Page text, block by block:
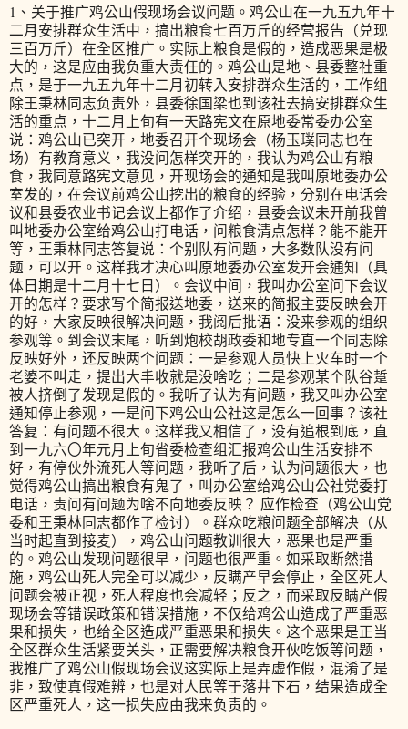
1、关于推广鸡公山假现场会议问题。鸡公山在一九五九年十
二月安排群众生活中，搞出粮食七百万斤的经营报告（兑现
三百万斤）在全区推广。实际上粮食是假的，造成恶果是极
大的，这是应由我负重大责任的。鸡公山是地、县委整社重
点，是于一九五九年十二月初转入安排群众生活的，工作组
除王秉林同志负责外，县委徐国梁也到该社去搞安排群众生
活的重点，十二月上旬有一天路宪文在原地委常委办公室
说：鸡公山已突开，地委召开个现场会（杨玉璞同志也在
场）有教育意义，我没问怎样突开的，我认为鸡公山有粮
食，我同意路宪文意见，开现场会的通知是我叫原地委办公
室发的，在会议前鸡公山挖出的粮食的经验，分别在电话会
议和县委农业书记会议上都作了介绍，县委会议未开前我曾
叫地委办公室给鸡公山打电话，问粮食清点怎样？能不能开
等，王秉林同志答复说：个别队有问题，大多数队没有问
题，可以开。这样我才决心叫原地委办公室发开会通知（具
体日期是十二月十七日）。会议中间，我叫办公室问下会议
开的怎样？要求写个简报送地委，送来的简报主要反映会开
的好，大家反映很解决问题，我阅后批语：没来参观的组织
参观等。到会议末尾，听到炮校胡政委和地专直一个同志除
反映好外，还反映两个问题：一是参观人员快上火车时一个
老婆不叫走，提出大丰收就是没啥吃；二是参观某个队谷踅
被人挤倒了发现是假的。我听了认为有问题，我又叫办公室
通知停止参观，一是问下鸡公山公社这是怎么一回事？该社
答复：有问题不很大。这样我又相信了，没有追根到底，直
到一九六〇年元月上旬省委检查组汇报鸡公山生活安排不
好，有停伙外流死人等问题，我听了后，认为问题很大，也
觉得鸡公山搞出粮食有鬼了，叫办公室给鸡公山公社党委打
电话，责问有问题为啥不向地委反映？ 应作检查（鸡公山党
委和王秉林同志都作了检讨）。群众吃粮问题全部解决（从
当时起直到接麦），鸡公山问题教训很大，恶果也是严重
的。鸡公山发现问题很早，问题也很严重。如采取断然措
施，鸡公山死人完全可以减少，反瞒产早会停止，全区死人
问题会被正视，死人程度也会减轻；反之，而采取反瞒产假
现场会等错误政策和错误措施，不仅给鸡公山造成了严重恶
果和损失，也给全区造成严重恶果和损失。这个恶果是正当
全区群众生活紧要关头，正需要解决粮食开伙吃饭等问题，
我推广了鸡公山假现场会议这实际上是弄虚作假，混淆了是
非，致使真假难辨，也是对人民等于落井下石，结果造成全
区严重死人，这一损失应由我来负责的。